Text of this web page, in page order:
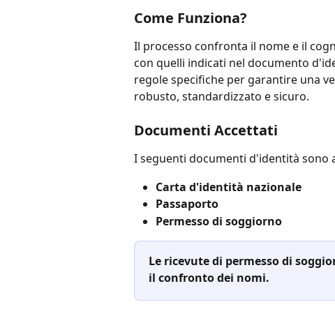
Come Funziona?
Il processo confronta il nome e il
con quelli indicati nel documento
regole specifiche per garantire una
robusto, standardizzato e sicuro.
Documenti Accettati
I seguenti documenti d'identità
Carta d'identità nazionale
Passaporto
Permesso di soggiorno
Le ricevute di permesso di
il confronto dei nomi.